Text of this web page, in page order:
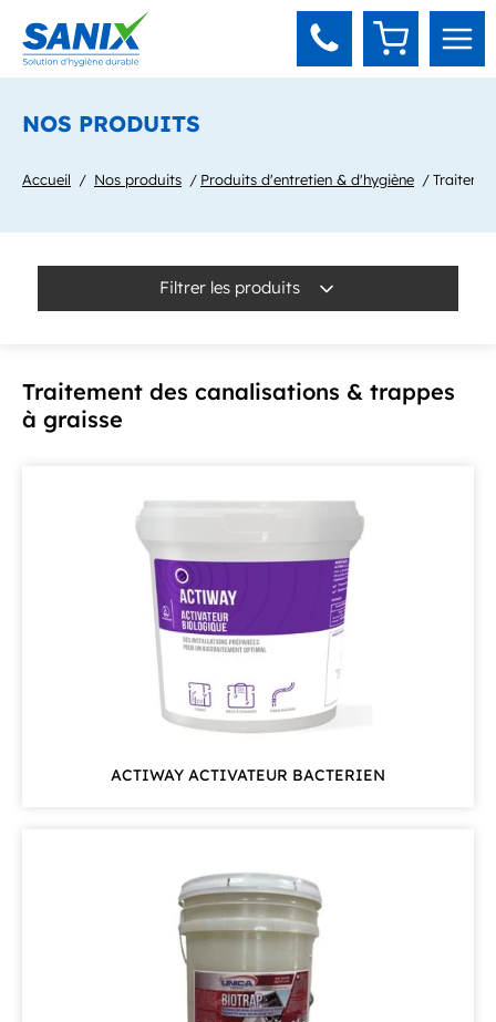
Panneau de gestion des cookies
NOS PRODUITS
Accueil Nos produits Produits d'entretien & d'hygiène
Filtrer les produits
Traitement des canalisations & trappes
à graisse
ACTIWAY ACTIVATEUR BACTERIEN